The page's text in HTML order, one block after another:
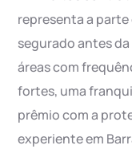
representa a
segurado antes
áreas com
fortes, uma
prêmio com a
experiente em